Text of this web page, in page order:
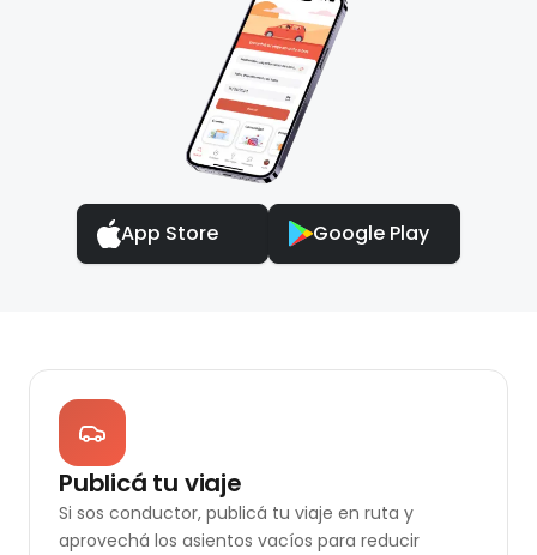
App Store Google Play
Publicá tu viaje
Si sos conductor, publicá tu viaje en ruta y
aprovechá los asientos vacíos para reducir